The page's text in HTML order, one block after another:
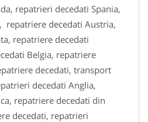
repatrieri decedati Spania,
repatriere decedati Austria,
repatriere decedati
Belgia, repatriere
decedati, transport
decedati Anglia,
repatriere decedati din
decedati, repatrieri